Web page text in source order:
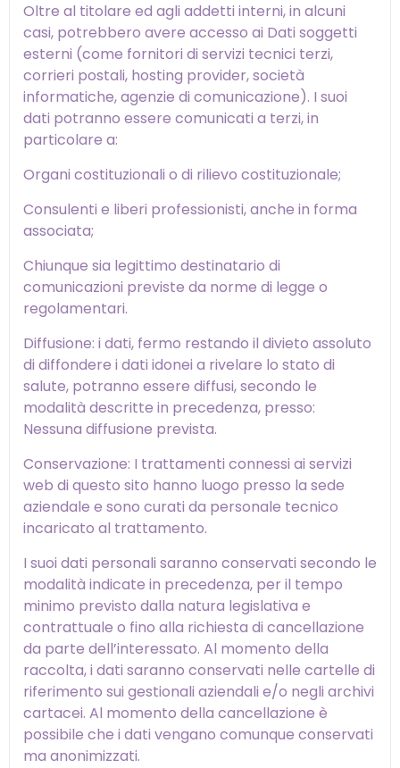
Oltre al titolare ed agli addetti interni, in alcuni
casi, potrebbero avere accesso ai Dati soggetti
esterni (come fornitori di servizi tecnici terzi,
corrieri postali, hosting provider, società
informatiche, agenzie di comunicazione). I suoi
dati potranno essere comunicati a terzi, in
particolare a:
Organi costituzionali o di rilievo costituzionale;
Consulenti e liberi professionisti, anche in forma
associata;
Chiunque sia legittimo destinatario di
comunicazioni previste da norme di legge o
regolamentari.
Diffusione: i dati, fermo restando il divieto assoluto
di diffondere i dati idonei a rivelare lo stato di
salute, potranno essere diffusi, secondo le
modalità descritte in precedenza, presso:
Nessuna diffusione prevista.
Conservazione: I trattamenti connessi ai servizi
web di questo sito hanno luogo presso la sede
aziendale e sono curati da personale tecnico
incaricato al trattamento.
I suoi dati personali saranno conservati secondo le
modalità indicate in precedenza, per il tempo
minimo previsto dalla natura legislativa e
contrattuale o fino alla richiesta di cancellazione
da parte dell’interessato. Al momento della
raccolta, i dati saranno conservati nelle cartelle di
riferimento sui gestionali aziendali e/o negli archivi
cartacei. Al momento della cancellazione è
possibile che i dati vengano comunque conservati
ma anonimizzati.